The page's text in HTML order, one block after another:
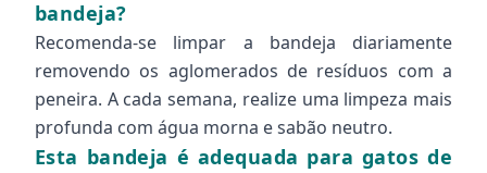
bandeja?
Recomenda-se limpar a bandeja diariamente
removendo os aglomerados de resíduos com a
peneira. A cada semana, realize uma limpeza mais
profunda com água morna e sabão neutro.
Esta bandeja é adequada para gatos de